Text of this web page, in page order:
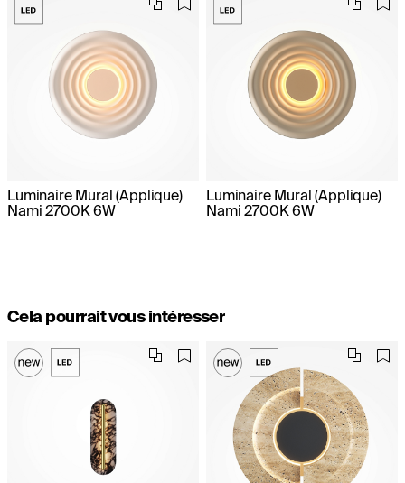
Luminaire Mural (Applique)
Nami 2700K 6W
Luminaire Mural (Applique)
Nami 2700K 6W
Cela pourrait vous intéresser